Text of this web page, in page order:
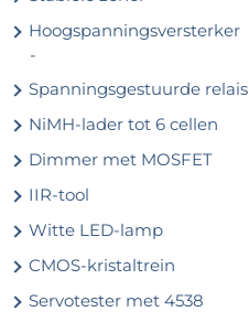
Hoogspanningsversterker
-
Spanningsgestuurde relais
NiMH-lader tot 6 cellen
Dimmer met MOSFET
IIR-tool
Witte LED-lamp
CMOS-kristaltrein
Servotester met 4538